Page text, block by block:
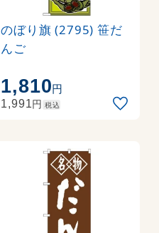
のぼり旗 (2795) 笹だ
んご
1,810円
1,991円 税込